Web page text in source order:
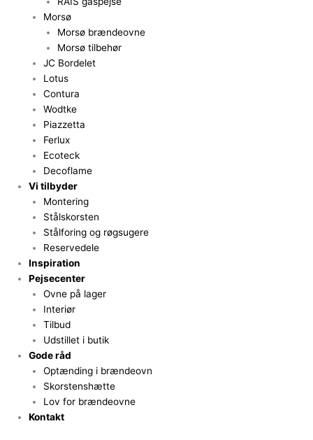
Morsø
Morsø brændeovne
Morsø tilbehør
JC Bordelet
Lotus
Contura
Wodtke
Piazzetta
Ferlux
Ecoteck
Decoflame
Vi tilbyder
Montering
Stålskorsten
Stålforing og røgsugere
Reservedele
Inspiration
Pejsecenter
Ovne på lager
Interiør
Tilbud
Udstillet i butik
Gode råd
Optænding i brændeovn
Skorstenshætte
Lov for brændeovne
Kontakt